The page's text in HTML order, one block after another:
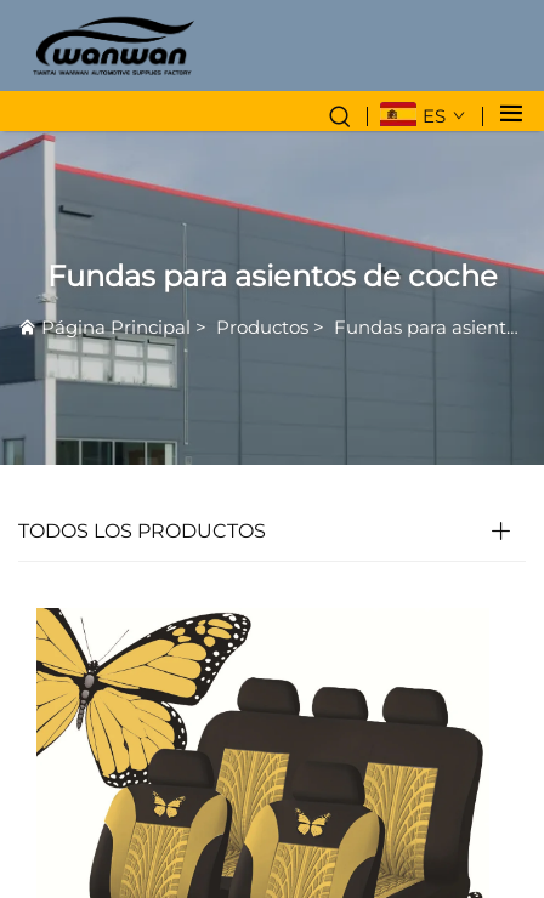
ES
Fundas para asientos de coche
Página Principal > Productos > Fundas para asientos de coche
TODOS LOS PRODUCTOS